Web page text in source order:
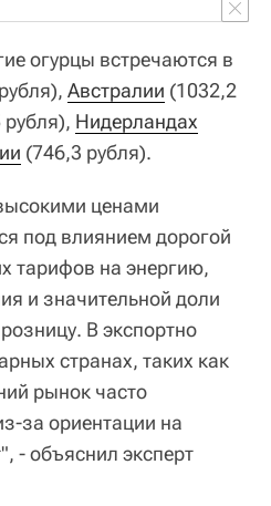
огурцы встречаются в
Австралии (1032,2
рубля), Нидерландах
(746,3 рубля).
ценами
под влиянием дорогой
тарифов на энергию,
и значительной доли
В экспортно
странах, таких как
рынок часто
за ориентации на
- объяснил эксперт